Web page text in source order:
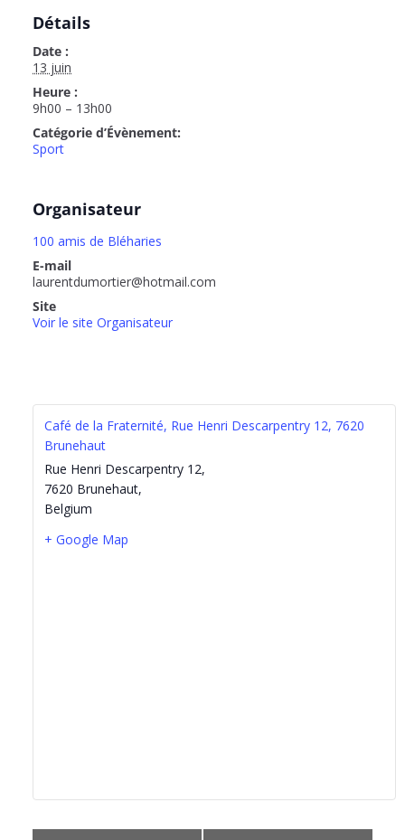
Détails
Date :
13 juin
Heure :
9h00 – 13h00
Catégorie d’Évènement:
Sport
Organisateur
100 amis de Bléharies
E-mail
laurentdumortier@hotmail.com
Site
Voir le site Organisateur
Café de la Fraternité, Rue Henri Descarpentry 12, 7620
Brunehaut
Rue Henri Descarpentry 12,
7620 Brunehaut,
Belgium
+ Google Map